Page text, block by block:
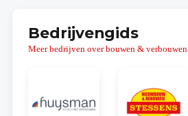
Bedrijvengids
Meer bedrijven over bouwen & verbouwen